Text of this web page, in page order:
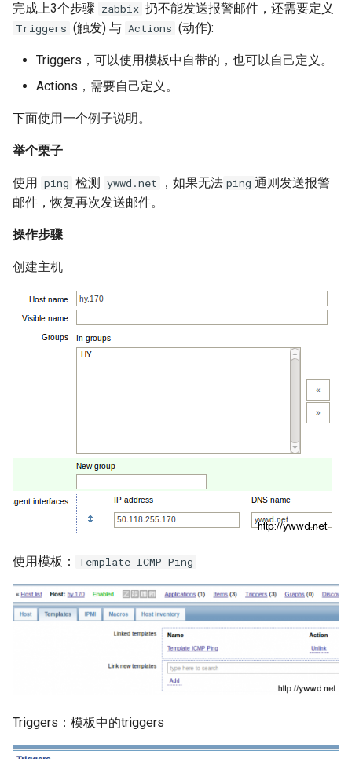
没有LVM逻辑卷如何扩展
Alpine容器更改正确时区
Docker stats命令
CentOS 7 部署 Docker引擎
Docker rm 命令
程ID
php容器无法加载ssh2模块
Docker with an unknown CA
Docker logs 命令
Docker 容器端口映射
使用 Supervisor 管理 Docker
Docker 推送镜像到仓库要几
CentOS irqbalance导致高负载
使用 Pecl 安装 intl扩展
rabbitmq 3 安装与配置
chsh 命令
LVM 扩展逻辑卷与文件系统
LVM 创建新的逻辑卷
openssl 命令
vsftp 配置白/白名单
Unix 发展历史
Linux系统定制PS1变量
NFS nobody权限问题
alias 命令
CentOS 配置多IP脚本
while 循环中ssh命令自动退
出
echo 字背景颜色和文字颜色
Shell 正则表达式
调试 Shell 脚本
XenServer 主机池变更Master
XenServer 创建 Windows 实
例
XenServer 建立本地ISO SR库
XenServer 主机资源池
XenServer 存储
试用 XenServer 6.2
XenMotion 和 Storage
Hyper-V 虚拟机导入导出
Hyper-V 限制虚拟机CPU资源
VMware vSphere 客户端报错
VMware vSphere Web客户端
VMware vSphere 5.5 SIOC
VMware vSphere ESXi 需要整
VMware Login to the query
LVS UDP服务测试
LVS + Keepalived 生产环境参
LVS HA(Keepalived)
LVS RealServer绑定VIP脚本
LVS 中的 arp_ignore 和
arp_annonuce 参数
LVS - Linux虚拟服务器
Haproxy 安装与配置
登录
net.core.somaxconn
Mysqlnd
Mysql skip-name-resolve
mode
使用 Pacemaker + Corosync
+ DRBD 完成 SuSe Mysql HA
Oracle 多数据库实例管理文档
Mysql 数据导出与导入
DRBD 状态含义
DRBD 故障测试及脑裂处理
Mysql 高可用
Mysql Innodb 使用独立表空
间
Mysql 基本sql语句
Ubuntu 配置 SNMP服务
Ubuntu 单人模式修改root密码
Ubuntu 系统 dpkg 命令
Ubuntu 使用电信3G网络
Ubuntu 使用minicom连接交换
机
完成上3个步骤 zabbix 扔不能发送报警邮件，还需要定义
Triggers (触发) 与 Actions (动作):
Triggers，可以使用模板中自带的，也可以自己定义。
Actions，需要自己定义。
下面使用一个例子说明。
举个栗子
使用 ping 检测 ywwd.net ，如果无法 ping 通则发送报警
邮件，恢复再次发送邮件。
操作步骤
创建主机
使用模板： Template ICMP Ping
Triggers：模板中的triggers